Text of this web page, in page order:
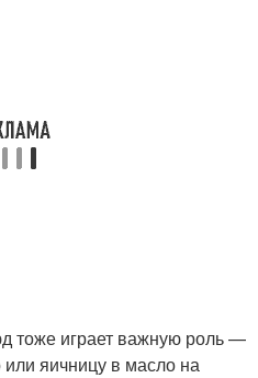
тоже играет важную роль —
яичницу в масло на